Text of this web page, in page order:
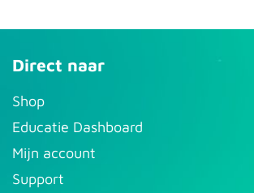
Direct naar
S​hop
Educatie Dashboard
Mijn account
Support